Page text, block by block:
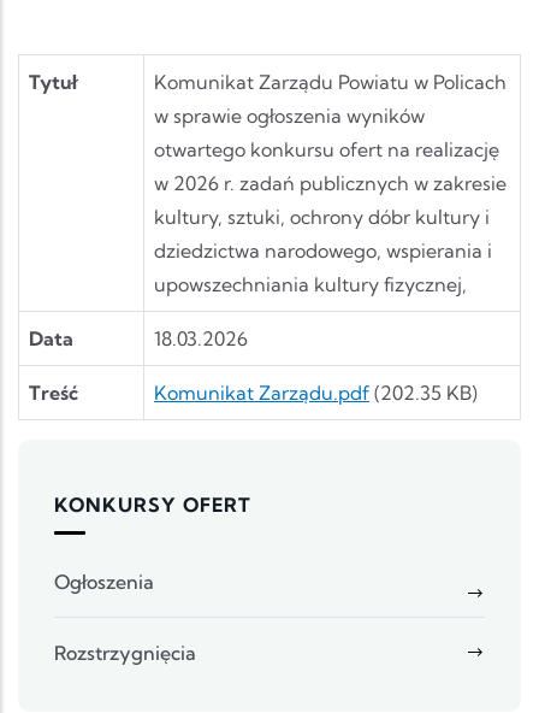
Tytuł
Komunikat Zarządu Powiatu w Policach
w sprawie ogłoszenia wyników
otwartego konkursu ofert na realizację
w 2026 r. zadań publicznych w zakresie
kultury, sztuki, ochrony dóbr kultury i
dziedzictwa narodowego, wspierania i
upowszechniania kultury fizycznej,
Data 18.03.2026
Treść Dokument
Komunikat Zarządu.pdf (202.35 KB)
KONKURSY OFERT
Ogłoszenia
Rozstrzygnięcia